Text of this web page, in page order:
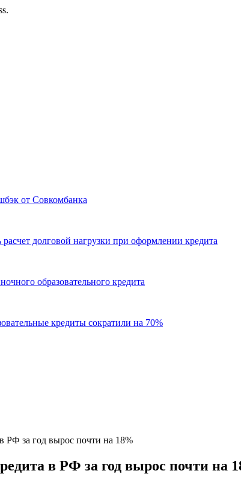
от Совкомбанка
расчет долговой нагрузки при оформлении кредита
образовательного кредита
кредиты сократили на 70%
РФ за год вырос почти на 18%
в РФ за год вырос почти на